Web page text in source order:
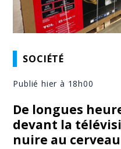
SOCIÉTÉ
Publié hier à 18h00
De longues
devant la
nuire au cerveau